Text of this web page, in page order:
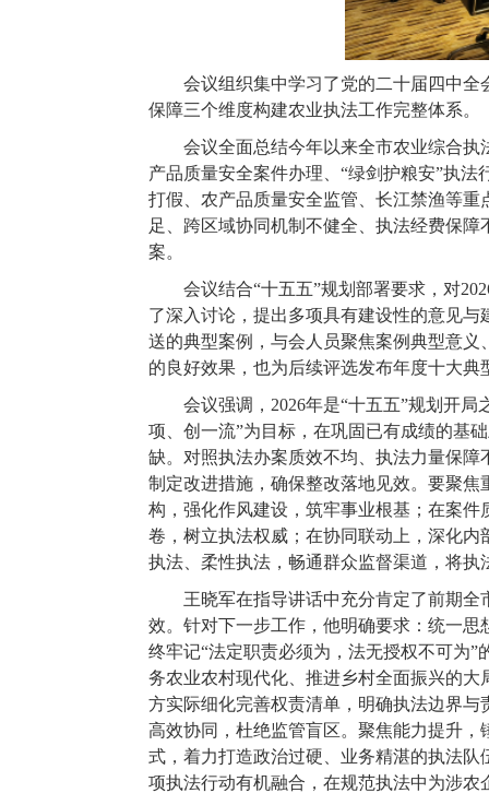
会议组织集中学习了党的二十届四中
保障三个维度构建农业执法工作完整体系。
会议全面总结今年以来全市农业综合
产品质量安全案件办理、“绿剑护粮安”执
打假、农产品质量安全监管、长江禁渔等
足、跨区域协同机制不健全、执法经费保
案。
会议结合“十五五”规划部署要求，对
了深入讨论，提出多项具有建设性的意见
送的典型案例，与会人员聚焦案例典型意
的良好效果，也为后续评选发布年度十大典
会议强调，2026年是“十五五”规划开
项、创一流”为目标，在巩固已有成绩的基
缺。对照执法办案质效不均、执法力量保
制定改进措施，确保整改落地见效。要聚
构，强化作风建设，筑牢事业根基；在案
卷，树立执法权威；在协同联动上，深化
执法、柔性执法，畅通群众监督渠道，将
王晓军在指导讲话中充分肯定了前期
效。针对下一步工作，他明确要求：统一
终牢记“法定职责必须为，法无授权不可为
务农业农村现代化、推进乡村全面振兴的
方实际细化完善权责清单，明确执法边界
高效协同，杜绝监管盲区。聚焦能力提升
式，着力打造政治过硬、业务精湛的执法
项执法行动有机融合，在规范执法中为涉